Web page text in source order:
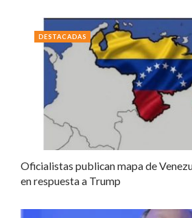
Oficialistas publican mapa de
en respuesta a Trump
DESTACADAS